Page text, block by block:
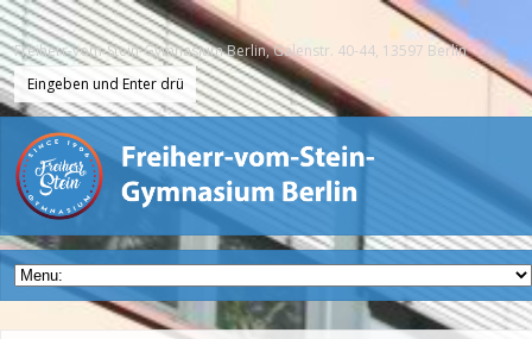
Freiherr-vom-Stein-Gymnasium Berlin, Galenstr. 40-44, 13597 Berlin